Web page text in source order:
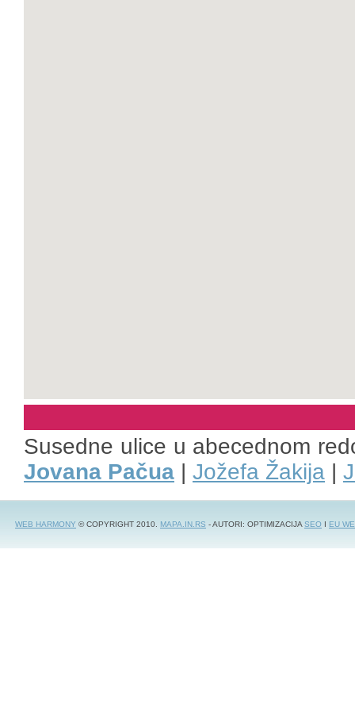
Susedne ulice u abecednom
Jovana Pačua | Jožefa Žakija |
WEB HARMONY © COPYRIGHT 2010. MAPA.IN.RS - AUTORI: OPTIMIZACIJASEO I EU